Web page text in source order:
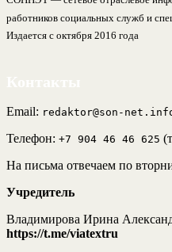
работников социальных служб и
Издается с октября 2016 года
Email: redaktor@son-
Телефон: +7 904 46 46 625
На письма отвечаем по
Учредитель
Владимирова Ирина
https://t.me/viatextru